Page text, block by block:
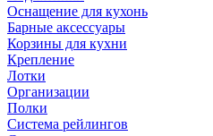
Оснащение для кухонь
Барные аксессуары
Корзины для кухни
Крепление
Лотки
Организации
Полки
Система рейлингов